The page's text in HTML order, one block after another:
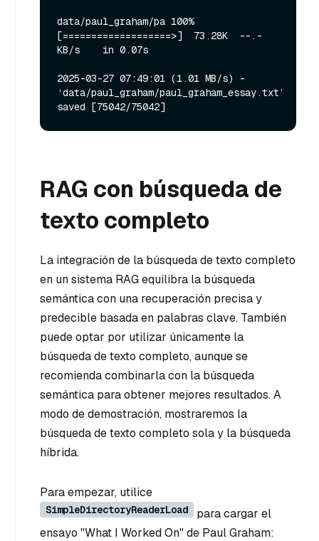
data/paul_graham/pa 100%
[===================>]  73.28K  --.-
KB/s    in 0.07s
2025-03-27 07:49:01 (1.01 MB/s) -
‘data/paul_graham/paul_graham_essay.txt’
RAG con búsqueda de
texto completo
La integración de la búsqueda de texto completo
en un sistema RAG equilibra la búsqueda
semántica con una recuperación precisa y
predecible basada en palabras clave. También
puede optar por utilizar únicamente la
búsqueda de texto completo, aunque se
recomienda combinarla con la búsqueda
semántica para obtener mejores resultados. A
modo de demostración, mostraremos la
búsqueda de texto completo sola y la búsqueda
híbrida.
Para empezar, utilice
SimpleDirectoryReaderLoad
para cargar el
ensayo "What I Worked On" de Paul Graham: